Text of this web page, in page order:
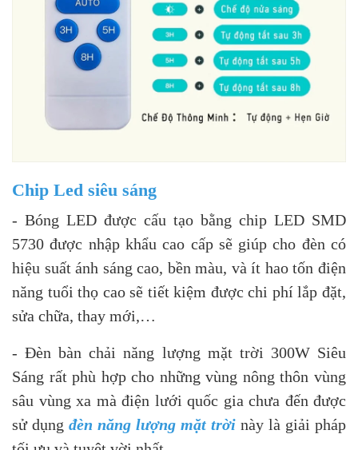
Chip Led siêu sáng
- Bóng LED được cấu tạo bằng chip LED SMD
5730 được nhập khẩu cao cấp sẽ giúp cho đèn có
hiệu suất ánh sáng cao, bền màu, và ít hao tốn điện
năng tuổi thọ cao sẽ tiết kiệm được chi phí lắp đặt,
sửa chữa, thay mới,…
- Đèn bàn chải năng lượng mặt trời 300W Siêu
Sáng rất phù hợp cho những vùng nông thôn vùng
sâu vùng xa mà điện lưới quốc gia chưa đến được
sử dụng đèn năng lượng mặt trời này là giải pháp